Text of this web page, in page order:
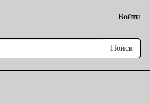
Войти
Поиск